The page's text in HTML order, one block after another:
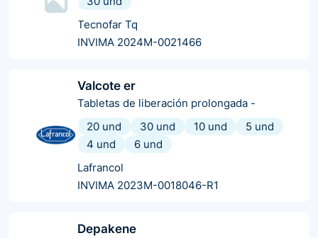
Tecnofar Tq
INVIMA 2024M-0021466
Valcote er
Tabletas de liberación prolongada -
20 und
30 und 10 und
5 und
4 und
6 und
Lafrancol
INVIMA 2023M-0018046-R1
Depakene